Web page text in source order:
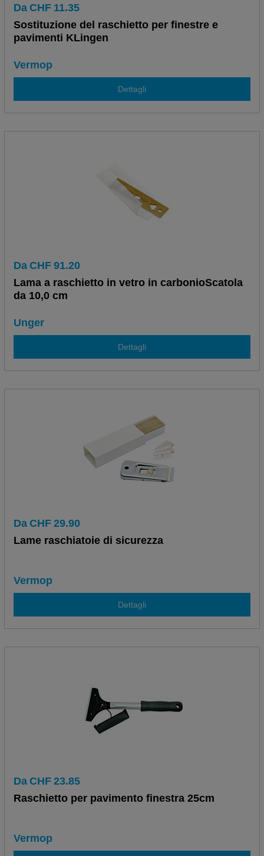
Da CHF 11.35
Sostituzione del raschietto per finestre e
pavimenti KLingen
Vermop
Dettagli
Da CHF 91.20
Lama a raschietto in vetro in carbonioScatola
da 10,0 cm
Unger
Dettagli
Da CHF 29.90
Lame raschiatoie di sicurezza
Vermop
Dettagli
Da CHF 23.85
Raschietto per pavimento finestra 25cm
Vermop